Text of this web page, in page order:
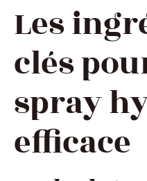
Les
clés
spray
efficace